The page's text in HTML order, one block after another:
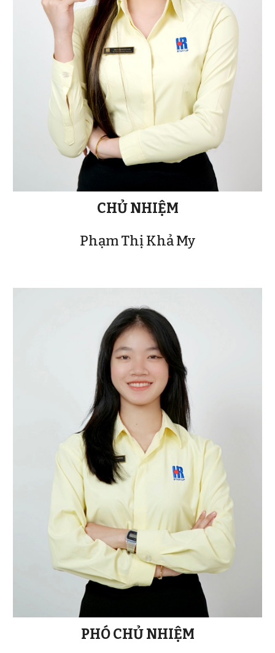
CHỦ NHIỆM
Phạm Thị Khả My
PHÓ CHỦ NHIỆM